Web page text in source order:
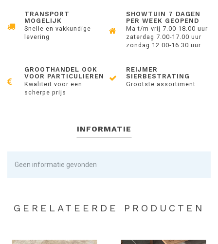
TRANSPORT
MOGELIJK
Snelle en vakkundige
levering
SHOWTUIN 7 DAGEN
PER WEEK GEOPEND
Ma t/m vrij 7.00-18.00 uur
zaterdag 7.00-17.00 uur
zondag 12.00-16.30 uur
GROOTHANDEL OOK
VOOR PARTICULIEREN
Kwaliteit voor een
scherpe prijs
REIJMER
SIERBESTRATING
Grootste assortiment
INFORMATIE
Geen informatie gevonden
GERELATEERDE PRODUCTEN